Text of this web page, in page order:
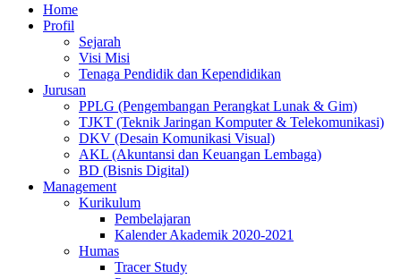
Home
Profil
Sejarah
Visi Misi
Tenaga Pendidik dan Kependidikan
Jurusan
PPLG (Pengembangan Perangkat Lunak & Gim)
TJKT (Teknik Jaringan Komputer & Telekomunikasi)
DKV (Desain Komunikasi Visual)
AKL (Akuntansi dan Keuangan Lembaga)
BD (Bisnis Digital)
Management
Kurikulum
Pembelajaran
Kalender Akademik 2020-2021
Humas
Tracer Study